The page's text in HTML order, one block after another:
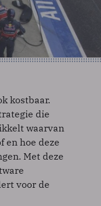
kostbaar.
die
waarvan
hoe deze
Met deze
voor de